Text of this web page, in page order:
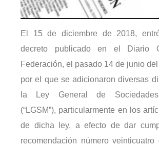
El 15 de diciembre de 2018,
decreto publicado en el Diario
Federación, el pasado 14 de junio
por el que se adicionaron diversas
la Ley General de Sociedades
(“LGSM”), particularmente en los
de dicha ley, a efecto de dar
recomendación número